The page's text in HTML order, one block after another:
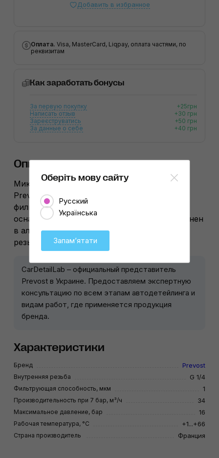
Добавить в избранное
Оплата. Visa, MasterCard, Liqpay, оплата частями, по
реквизитам
Как заработать бонусы
За первую покупку
+25грн
Написать отзыв
+30 грн
Зареєструватись
+50 грн
За данные о себе
+40 грн
Описание
Микронный фильтр для очистки воздуха
Prevost MFM Basic Filtration G 1/4 обладает
фильтрующей способностью 1 микрон и
оснащён ручным сливным клапаном. Выполнен
в алюминиевом корпусе с внутренней
резьбой G 1/4.
CarDetailLab – официальный представитель
Prevost в Украине. Предоставляем экспертную
консультацию по всем этапам автодетейлинга и
видам работ, где применяется продукция
бренда.
Характеристики
Бренд Prevost
Внутренняя резьба G 1/4
Фильтрующая способность, мкм 1
Производительность при 7 бар, м³/ч 34
Максимальное давление, бар 16
Рабочая температура, °C +1...+66
Страна производитель Франция
Оберіть мову сайту
Русский
Українська
Запамʼятати